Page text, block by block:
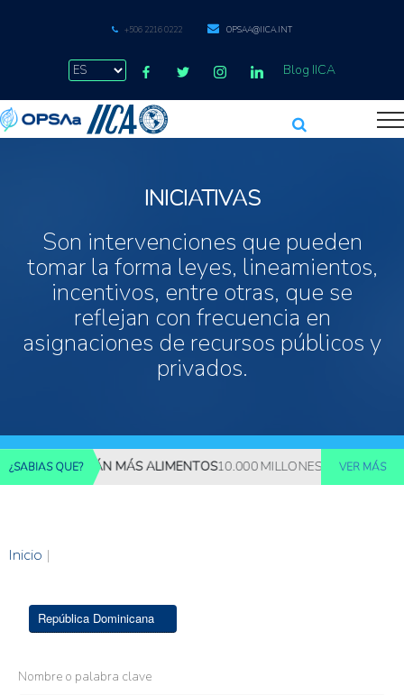
+506 2216 0222 OPSAA@IICA.INT
Blog IICA
INICIATIVAS
Son intervenciones que pueden
tomar la forma leyes, lineamientos,
incentivos, entre otras, que se
reflejan con frecuencia en
asignaciones de recursos públicos y
privados.
¿SABIAS QUE?MÁS ALIMENTOS10.000 MILLONES DE PERSONAS
VER MÁS
Inicio |
República Dominicana
Nombre o palabra clave